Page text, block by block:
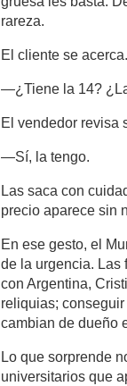
rareza.
El cliente se acerca.
—¿Tiene la 14?
El vendedor revisa
—Sí, la tengo.
Las saca con
precio aparece sin
En ese gesto, el
de la urgencia. Las
con Argentina,
reliquias;
cambian de dueño
Lo que sorprende
universitarios que